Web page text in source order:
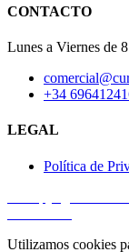
CONTACTO
Lunes a Viernes de
+34
LEGAL
Política de
Utilizamos cookies